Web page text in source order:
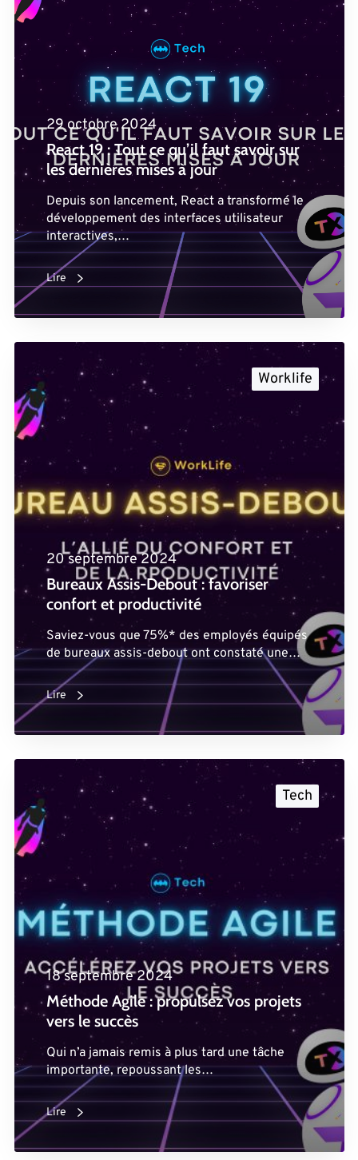
29 octobre 2024
React 19 : Tout ce qu’il faut savoir sur
les dernières mises à jour
Depuis son lancement, React a transformé le
développement des interfaces utilisateur
interactives,…
Lire
Worklife
20 septembre 2024
Bureaux Assis-Debout : favoriser
confort et productivité
Saviez-vous que 75%* des employés équipés
de bureaux assis-debout ont constaté une…
Lire
Tech
18 septembre 2024
Méthode Agile : propulsez vos projets
vers le succès
Qui n’a jamais remis à plus tard une tâche
importante, repoussant les…
Lire